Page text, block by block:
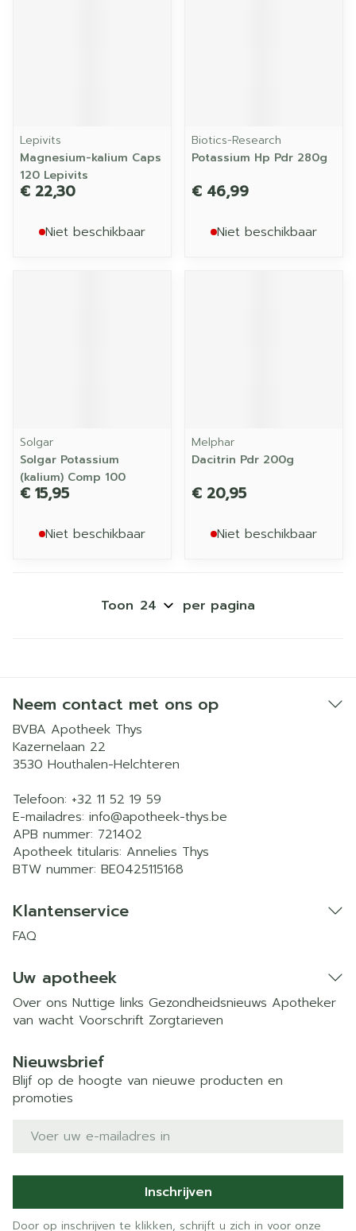
Lepivits
Magnesium-kalium Caps
120 Lepivits
€ 22,30
Niet beschikbaar
Biotics-Research
Potassium Hp Pdr 280g
€ 46,99
Niet beschikbaar
Solgar
Solgar Potassium
(kalium) Comp 100
€ 15,95
Niet beschikbaar
Melphar
Dacitrin Pdr 200g
€ 20,95
Niet beschikbaar
Toon per pagina
Neem contact met ons op
BVBA Apotheek Thys
Kazernelaan 22
3530 Houthalen-Helchteren
Telefoon: +32 11 52 19 59
E-mailadres: info@apotheek-thys.be
APB nummer: 721402
Apotheek titularis: Annelies Thys
BTW nummer: BE0425115168
Klantenservice
FAQ
Uw apotheek
Over ons Nuttige links Gezondheidsnieuws Apotheker
van wacht Voorschrift Zorgtarieven
Nieuwsbrief
Blijf op de hoogte van nieuwe producten en
promoties
E-mail adres
Inschrijven
Door op inschrijven te klikken, schrijft u zich in voor onze